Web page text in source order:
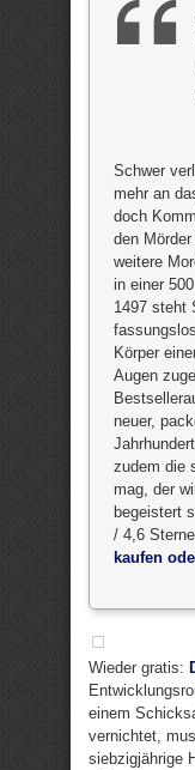
Schwer
mehr an
doch
den
weitere
in einer
1497 steht
Körper
Augen
neuer,
zudem die
mag, der
begeistert
/ 4,6
kaufen
Wieder gratis:
einem
vernichtet,
siebzigjährige